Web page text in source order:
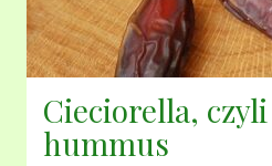
Cieciorella,
hummus